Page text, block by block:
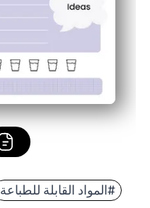
#المواد القابلة للطباعة